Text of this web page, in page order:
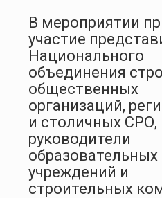
В мероприятии
участие
Национального
объединения
общественных
организаций,
и столичных СРО,
руководители
образовательных
учреждений и
строительных